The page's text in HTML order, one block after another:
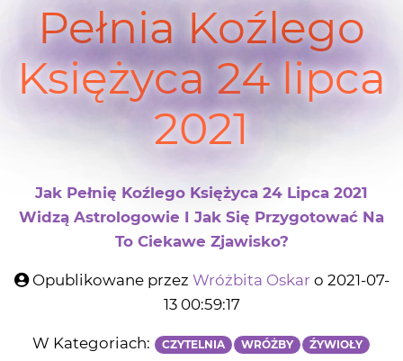
Pełnia Koźlego
Księżyca 24 lipca
2021
Jak Pełnię Koźlego Księżyca 24 Lipca 2021
Widzą Astrologowie I Jak Się Przygotować Na
To Ciekawe Zjawisko?
Opublikowane przez Wróżbita Oskar o 2021-07-
13 00:59:17
W Kategoriach: CZYTELNIA WRÓŻBY ŹYWIOŁY